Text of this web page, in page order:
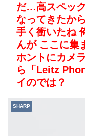
だ…高スペッ
なってきたか
手く衝いたね
んが ここに
ホントにカメ
ら「Leitz
イのでは？
SHARP